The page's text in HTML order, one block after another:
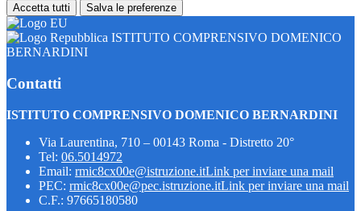
Accetta tutti Salva le preferenze
ISTITUTO COMPRENSIVO DOMENICO
BERNARDINI
Contatti
ISTITUTO COMPRENSIVO DOMENICO BERNARDINI
Via Laurentina, 710 – 00143 Roma - Distretto 20°
Tel: 06.5014972
Email: rmic8cx00e@istruzione.itLink per inviare una mail
PEC: rmic8cx00e@pec.istruzione.itLink per inviare una mail
C.F.: 97665180580